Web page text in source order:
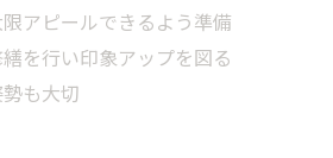
アピールできるよう準備
を行い印象アップを図る
も大切